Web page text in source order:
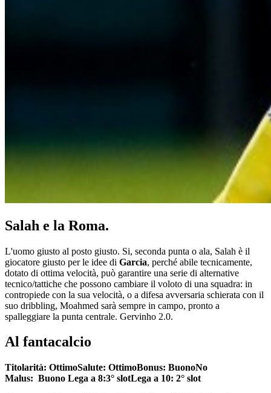
Salah e la Roma.
L'uomo giusto al posto giusto. Si, seconda punta o ala, Salah è il
giocatore giusto per le idee di Garcia, perché abile tecnicamente,
dotato di ottima velocità, può garantire una serie di alternative
tecnico/tattiche che possono cambiare il voloto di una squadra: in
contropiede con la sua velocità, o a difesa avversaria schierata con il
suo dribbling, Moahmed sarà sempre in campo, pronto a
spalleggiare la punta centrale. Gervinho 2.0.
Al fantacalcio
Titolarità: OttimoSalute: OttimoBonus: BuonoNo
Malus: Buono Lega a 8:3° slotLega a 10: 2° slot